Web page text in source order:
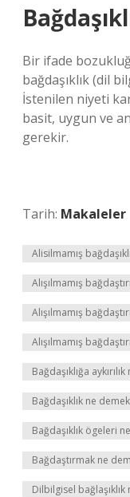
Bir ifade
bağdaşıklık (dil
İstenilen niyeti
basit, uygun ve
gerekir.
Tarih: Makaleler
Alisilmamış
Alışılmamış
Alışılmamış
Alışılmamış
Bağdaşıklığa
Bağdaşıklık ne
Bağdaşıklık ögeleri
Bağdaştırmak ne
Dilbilgisel bağlaşıklık